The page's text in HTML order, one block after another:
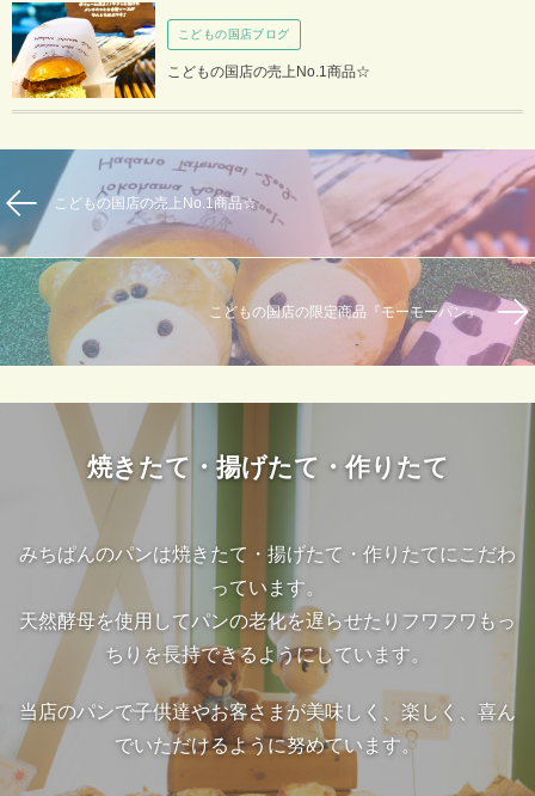
こどもの国店ブログ
こどもの国店の売上No.1商品☆
こどもの国店の売上No.1商品☆
こどもの国店の限定商品『モーモーパン』
焼きたて・揚げたて・作りたて
みちぱんのパンは焼きたて・揚げたて・作りたてにこだわ
っています。
天然酵母を使用してパンの老化を遅らせたりフワフワもっ
ちりを長持できるようにしています。
当店のパンで子供達やお客さまが美味しく、楽しく、喜ん
でいただけるように努めています。